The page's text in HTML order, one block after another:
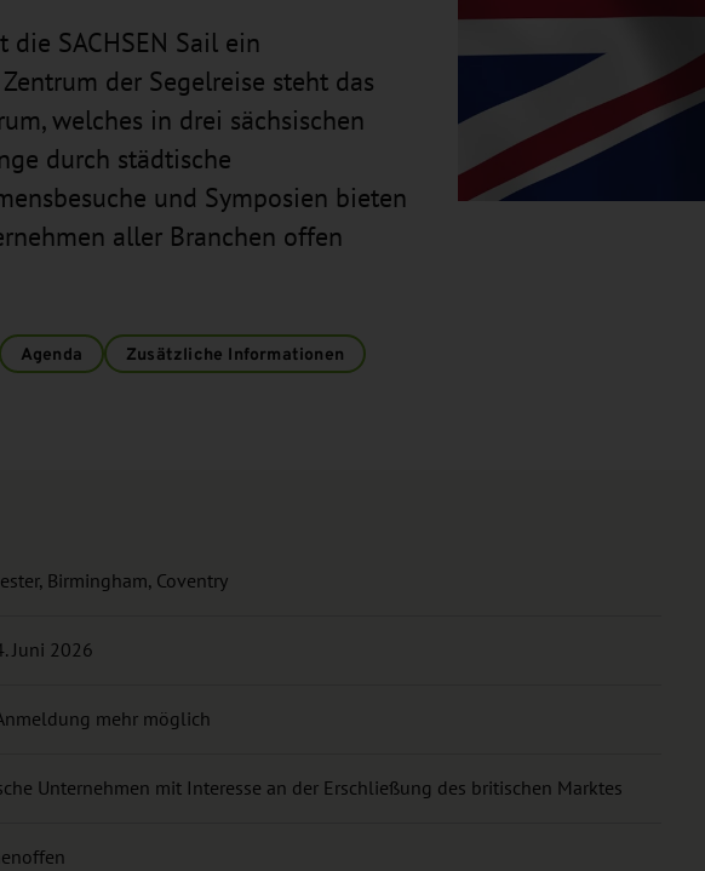
die SACHSEN Sail ein
der Segelreise steht das
welches in drei sächsischen
durch städtische
und Symposien bieten
aller Branchen offen
Agenda
Zusätzliche Informationen
Birmingham, Coventry
Juni 2026
mehr möglich
Unternehmen mit Interesse an der Erschließung des britischen Marktes